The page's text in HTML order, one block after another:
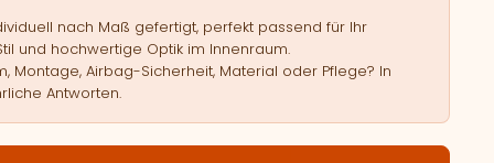
nach Maß gefertigt, perfekt passend für Ihr
und hochwertige Optik im Innenraum.
Montage, Airbag-Sicherheit, Material oder Pflege? In
Antworten.